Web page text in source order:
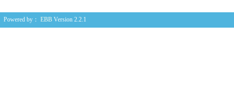
Powered by： EBB Version 2.2.1